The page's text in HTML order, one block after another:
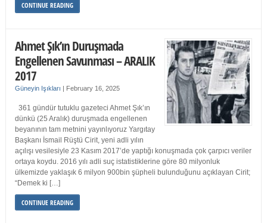
CONTINUE READING
Ahmet Şık’ın Duruşmada
Engellenen Savunması – ARALIK
2017
Güneyin Işıkları | February 16, 2025
361 gündür tutuklu gazeteci Ahmet Şık’ın
dünkü (25 Aralık) duruşmada engellenen
beyanının tam metnini yayınlıyoruz Yargıtay
Başkanı İsmail Rüştü Cirit, yeni adli yılın
açılışı vesilesiyle 23 Kasım 2017’de yaptığı konuşmada çok çarpıcı veriler
ortaya koydu. 2016 yılı adli suç istatistiklerine göre 80 milyonluk
ülkemizde yaklaşık 6 milyon 900bin şüpheli bulunduğunu açıklayan Cirit;
“Demek ki […]
CONTINUE READING